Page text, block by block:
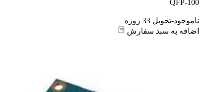
QFP-100
ناموجود-تحویل 33 روزه
اضافه به سبد سفارش